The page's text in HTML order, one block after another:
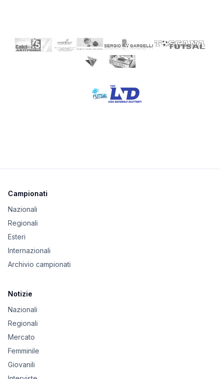
Campionati
Nazionali
Regionali
Esteri
Internazionali
Archivio campionati
Notizie
Nazionali
Regionali
Mercato
Femminile
Giovanili